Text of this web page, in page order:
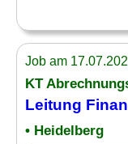
Job am
KT
Leitung
• Heidelberg